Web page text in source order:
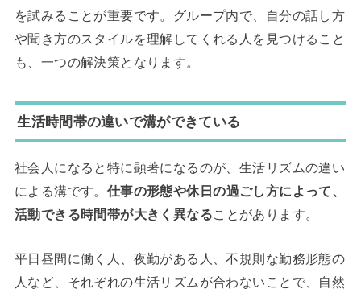
を試みることが重要です。グループ内で、自分の話し方
や聞き方のスタイルを理解してくれる人を見つけること
も、一つの解決策となります。
生活時間帯の違いで溝ができている
社会人になると特に顕著になるのが、生活リズムの違い
による溝です。 仕事の形態や休日の過ごし方によって、
活動できる時間帯が大きく異なることがあります。
平日昼間に働く人、夜勤がある人、不規則な勤務形態の
人など、それぞれの生活リズムが合わないことで、自然